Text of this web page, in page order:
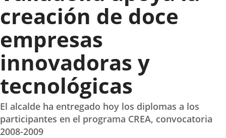
creación de doce
empresas
innovadoras y
tecnológicas
El alcalde ha entregado hoy los diplomas a los
participantes en el programa CREA, convocatoria
2008-2009